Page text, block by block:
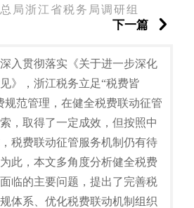
局浙江省税务局调研组
下一篇
入贯彻落实《关于进一步深化
》，浙江税务立足“税费皆
规范管理，在健全税费联动征管
，取得了一定成效，但按照中
税费联动征管服务机制仍有待
此，本文多角度分析健全税费
临的主要问题，提出了完善税
体系、优化税费联动机制组织